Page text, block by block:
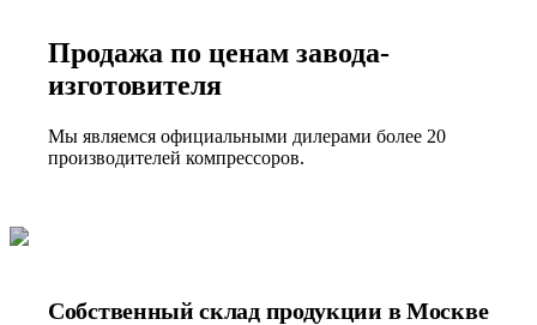
Продажа по ценам завода-
изготовителя
Мы являемся официальными дилерами более 20
производителей компрессоров.
Собственный склад продукции в Москве